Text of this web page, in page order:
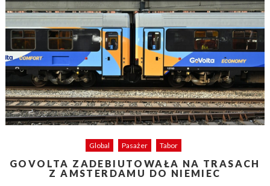
Global Pasażer Tabor
GOVOLTA ZADEBIUTOWAŁA NA TRASACH
Z AMSTERDAMU DO NIEMIEC